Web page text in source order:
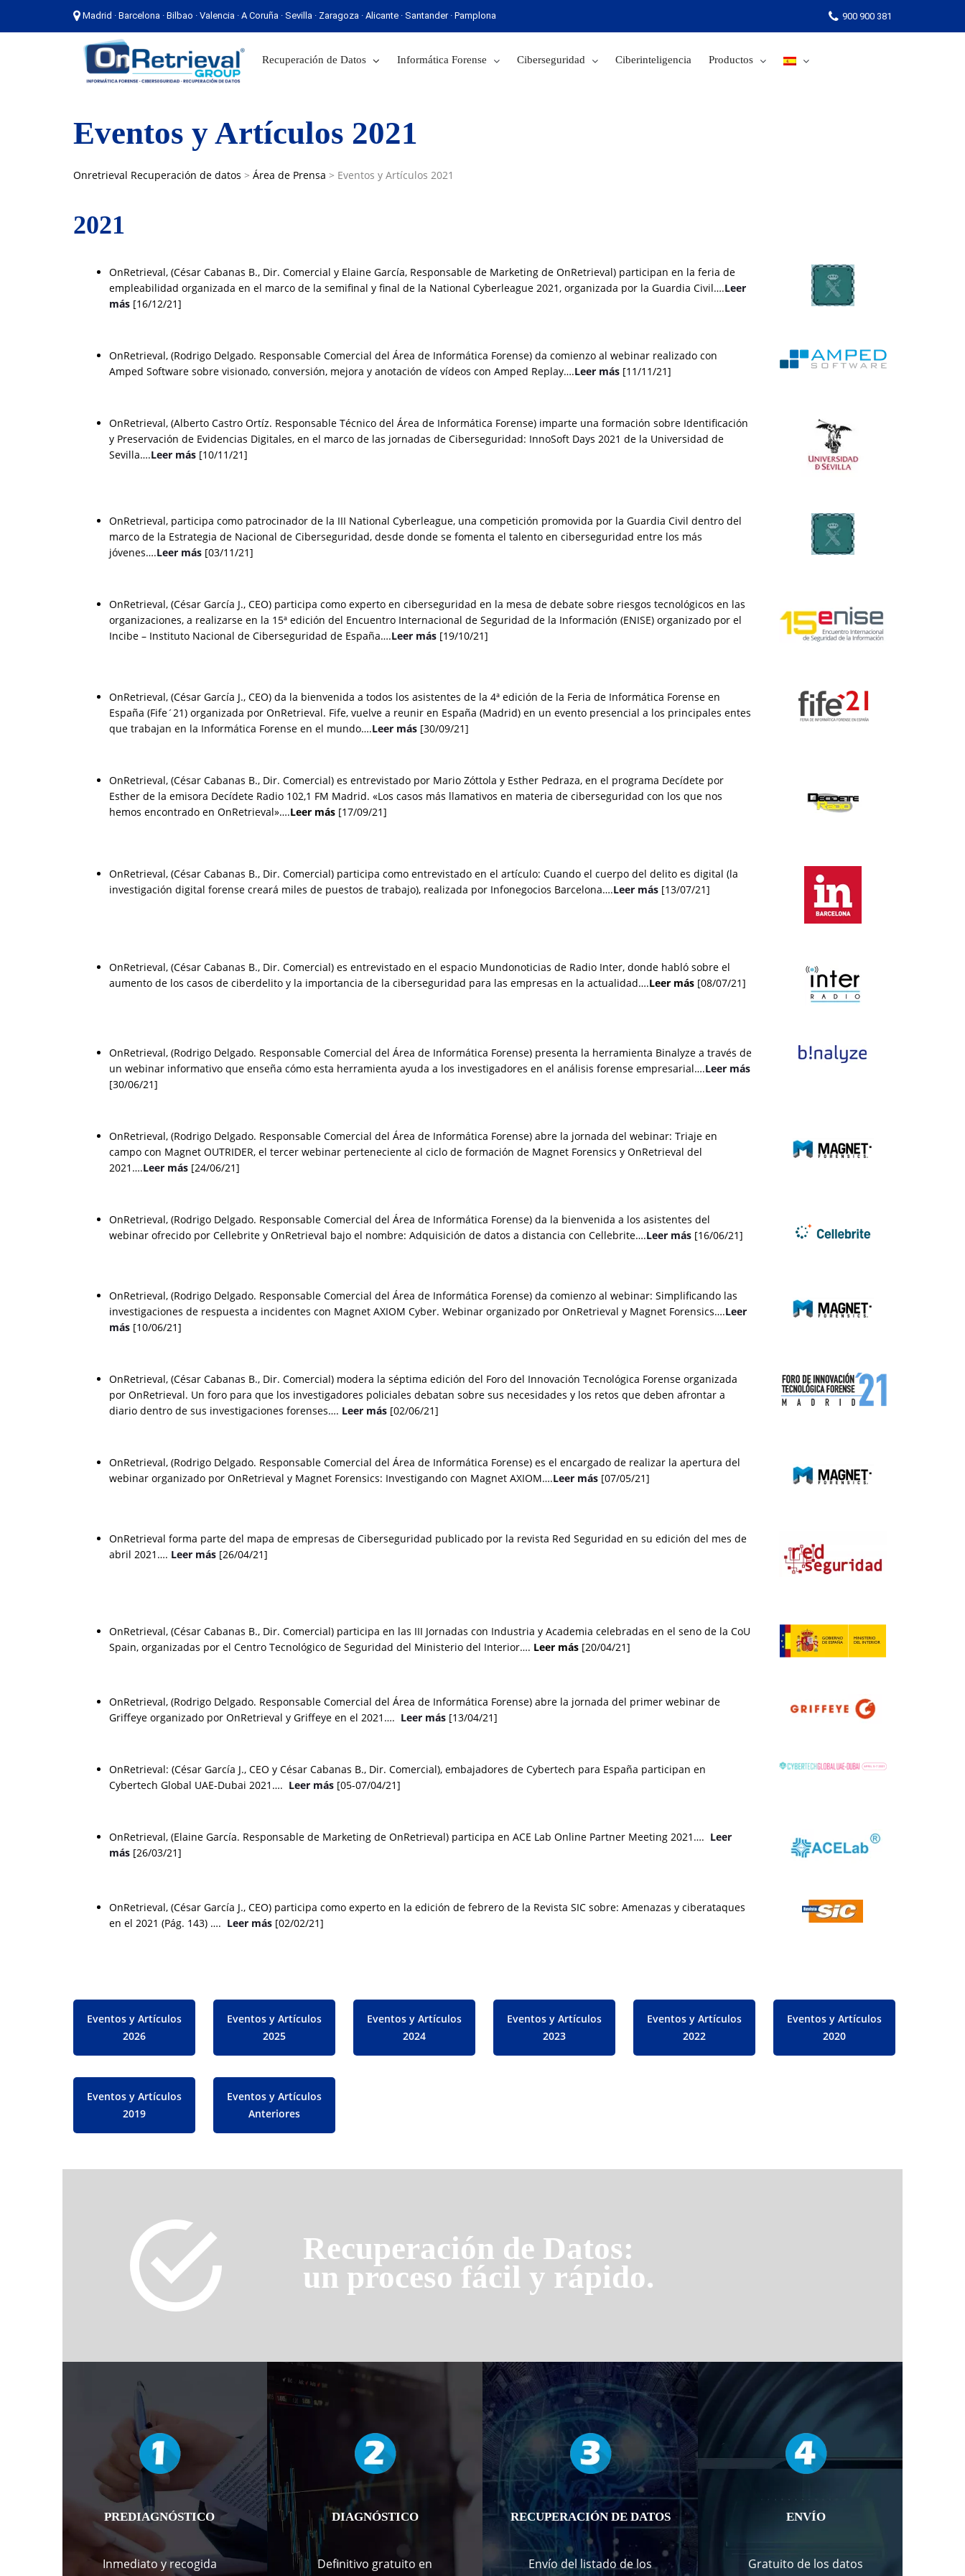
Madrid · Barcelona · Bilbao · Valencia · A Coruña · Sevilla · Zaragoza · Alicante · Santander · Pamplona 900 900 381
Recuperación de Datos Informática Forense Ciberseguridad Ciberinteligencia Productos
Madrid · Barcelona · Bilbao · Valencia · A Coruña · Sevilla · Zaragoza · Alicante · Santander · Pamplona
Eventos y Artículos 2021
Onretrieval Recuperación de datos > Área de Prensa > Eventos y Artículos 2021
2021
OnRetrieval, (César Cabanas B., Dir. Comercial y Elaine García, Responsable de Marketing de OnRetrieval) participan en la feria de
empleabilidad organizada en el marco de la semifinal y final de la National Cyberleague 2021, organizada por la Guardia Civil….Leer
más [16/12/21]
OnRetrieval, (Rodrigo Delgado. Responsable Comercial del Área de Informática Forense) da comienzo al webinar realizado con
Amped Software sobre visionado, conversión, mejora y anotación de vídeos con Amped Replay….Leer más [11/11/21]
OnRetrieval, (Alberto Castro Ortíz. Responsable Técnico del Área de Informática Forense) imparte una formación sobre Identificación
y Preservación de Evidencias Digitales, en el marco de las jornadas de Ciberseguridad: InnoSoft Days 2021 de la Universidad de
Sevilla….Leer más [10/11/21]
OnRetrieval, participa como patrocinador de la III National Cyberleague, una competición promovida por la Guardia Civil dentro del
marco de la Estrategia de Nacional de Ciberseguridad, desde donde se fomenta el talento en ciberseguridad entre los más
jóvenes….Leer más [03/11/21]
OnRetrieval, (César García J., CEO) participa como experto en ciberseguridad en la mesa de debate sobre riesgos tecnológicos en las
organizaciones, a realizarse en la 15ª edición del Encuentro Internacional de Seguridad de la Información (ENISE) organizado por el
Incibe – Instituto Nacional de Ciberseguridad de España….Leer más [19/10/21]
OnRetrieval, (César García J., CEO) da la bienvenida a todos los asistentes de la 4ª edición de la Feria de Informática Forense en
España (Fife´21) organizada por OnRetrieval. Fife, vuelve a reunir en España (Madrid) en un evento presencial a los principales entes
que trabajan en la Informática Forense en el mundo….Leer más [30/09/21]
OnRetrieval, (César Cabanas B., Dir. Comercial) es entrevistado por Mario Zóttola y Esther Pedraza, en el programa Decídete por
Esther de la emisora Decídete Radio 102,1 FM Madrid. «Los casos más llamativos en materia de ciberseguridad con los que nos
hemos encontrado en OnRetrieval»….Leer más [17/09/21]
OnRetrieval, (César Cabanas B., Dir. Comercial) participa como entrevistado en el artículo: Cuando el cuerpo del delito es digital (la
investigación digital forense creará miles de puestos de trabajo), realizada por Infonegocios Barcelona….Leer más [13/07/21]
OnRetrieval, (César Cabanas B., Dir. Comercial) es entrevistado en el espacio Mundonoticias de Radio Inter, donde habló sobre el
aumento de los casos de ciberdelito y la importancia de la ciberseguridad para las empresas en la actualidad….Leer más [08/07/21]
OnRetrieval, (Rodrigo Delgado. Responsable Comercial del Área de Informática Forense) presenta la herramienta Binalyze a través de
un webinar informativo que enseña cómo esta herramienta ayuda a los investigadores en el análisis forense empresarial….Leer más
[30/06/21]
OnRetrieval, (Rodrigo Delgado. Responsable Comercial del Área de Informática Forense) abre la jornada del webinar: Triaje en
campo con Magnet OUTRIDER, el tercer webinar perteneciente al ciclo de formación de Magnet Forensics y OnRetrieval del
2021….Leer más [24/06/21]
OnRetrieval, (Rodrigo Delgado. Responsable Comercial del Área de Informática Forense) da la bienvenida a los asistentes del
webinar ofrecido por Cellebrite y OnRetrieval bajo el nombre: Adquisición de datos a distancia con Cellebrite….Leer más [16/06/21]
OnRetrieval, (Rodrigo Delgado. Responsable Comercial del Área de Informática Forense) da comienzo al webinar: Simplificando las
investigaciones de respuesta a incidentes con Magnet AXIOM Cyber. Webinar organizado por OnRetrieval y Magnet Forensics….Leer
más [10/06/21]
OnRetrieval, (César Cabanas B., Dir. Comercial) modera la séptima edición del Foro del Innovación Tecnológica Forense organizada
por OnRetrieval. Un foro para que los investigadores policiales debatan sobre sus necesidades y los retos que deben afrontar a
diario dentro de sus investigaciones forenses…. Leer más [02/06/21]
OnRetrieval, (Rodrigo Delgado. Responsable Comercial del Área de Informática Forense) es el encargado de realizar la apertura del
webinar organizado por OnRetrieval y Magnet Forensics: Investigando con Magnet AXIOM….Leer más [07/05/21]
OnRetrieval forma parte del mapa de empresas de Ciberseguridad publicado por la revista Red Seguridad en su edición del mes de
abril 2021…. Leer más [26/04/21]
OnRetrieval, (César Cabanas B., Dir. Comercial) participa en las III Jornadas con Industria y Academia celebradas en el seno de la CoU
Spain, organizadas por el Centro Tecnológico de Seguridad del Ministerio del Interior…. Leer más [20/04/21]
OnRetrieval, (Rodrigo Delgado. Responsable Comercial del Área de Informática Forense) abre la jornada del primer webinar de
Griffeye organizado por OnRetrieval y Griffeye en el 2021…. Leer más [13/04/21]
OnRetrieval: (César García J., CEO y César Cabanas B., Dir. Comercial), embajadores de Cybertech para España participan en
Cybertech Global UAE-Dubai 2021…. Leer más [05-07/04/21]
OnRetrieval, (Elaine García. Responsable de Marketing de OnRetrieval) participa en ACE Lab Online Partner Meeting 2021…. Leer
más [26/03/21]
OnRetrieval, (César García J., CEO) participa como experto en la edición de febrero de la Revista SIC sobre: Amenazas y ciberataques
en el 2021 (Pág. 143) …. Leer más [02/02/21]
Eventos y Artículos
2026
Eventos y Artículos
2025
Eventos y Artículos
2024
Eventos y Artículos
2023
Eventos y Artículos
2022
Eventos y Artículos
2020
Eventos y Artículos
2019
Eventos y Artículos
Anteriores
Recuperación de Datos:
un proceso fácil y rápido.
PREDIAGNÓSTICO
Inmediato y recogida
DIAGNÓSTICO
Definitivo gratuito en
RECUPERACIÓN DE DATOS
Envío del listado de los
ENVÍO
Gratuito de los datos